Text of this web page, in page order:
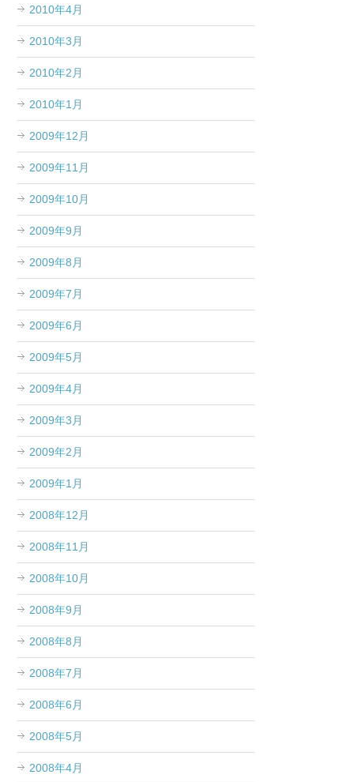
2010年4月
2010年3月
2010年2月
2010年1月
2009年12月
2009年11月
2009年10月
2009年9月
2009年8月
2009年7月
2009年6月
2009年5月
2009年4月
2009年3月
2009年2月
2009年1月
2008年12月
2008年11月
2008年10月
2008年9月
2008年8月
2008年7月
2008年6月
2008年5月
2008年4月